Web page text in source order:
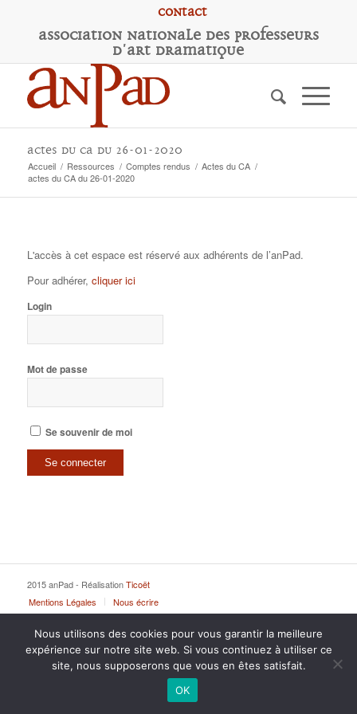
Contact
Association Nationale des Professeurs
d'Art Dramatique
actes du CA du 26-01-2020
Accueil / Ressources / Comptes rendus / Actes du CA /
actes du CA du 26-01-2020
L'accès à cet espace est réservé aux adhérents de l’anPad.
Pour adhérer, cliquer ici
Login
Mot de passe
Se souvenir de moi
2015 anPad - RéalisationTicoët
Mentions Légales
Nous écrire
Nous utilisons des cookies pour vous garantir la meilleure
expérience sur notre site web. Si vous continuez à utiliser ce
site, nous supposerons que vous en êtes satisfait.
OK